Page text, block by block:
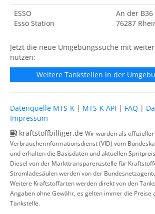
ESSO
Esso Station
An der B36
76287
Jetzt die neue Umgebungssuche mit
nutzen:
Weitere Tankstellen in der
Datenquelle MTS-K | MTS-K API | FAQ |
Impressum
kraftstoffbilliger.de Wir wurden als offizieller
Verbraucherinformationsdienst (VID) vom
und erhalten die Basisdaten und aktuellen
Diesel von der Markttransparenzstelle für
Stromladesäulen werden von der
Weitere Kraftstoffarten werden direkt von den
Angaben ohne Gewähr, es gelten immer die Preise
Tankstelle.